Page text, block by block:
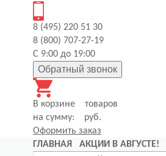
8 (495) 220 51 30
8 (800) 707-27-19
С 9:00 до 19:00
Обратный звонок
В корзине
товаров
на сумму:
руб.
Оформить заказ
ГЛАВНАЯ
АКЦИИ В АВГУСТЕ!